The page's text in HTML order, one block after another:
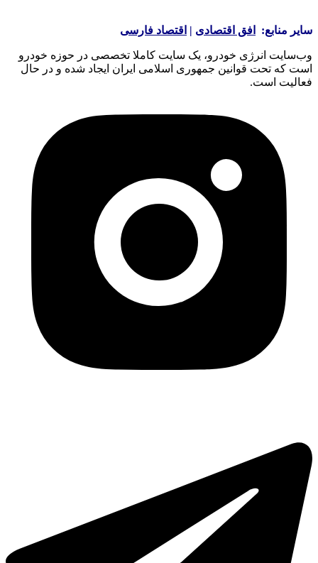
سایر منابع: افق اقتصادی | اقتصاد فارسی
وب‌سایت انرژی خودرو، یک سایت کاملا تخصصی در حوزه خودرو
است که تحت قوانین جمهوری اسلامی ایران ایجاد شده و در حال
فعالیت است.